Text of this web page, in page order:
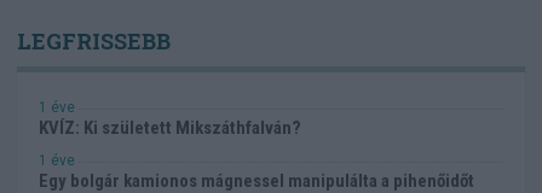
LEGFRISSEBB
1 éve
KVÍZ: Ki született Mikszáthfalván?
1 éve
Egy bolgár kamionos mágnessel manipulálta a pihenőidőt